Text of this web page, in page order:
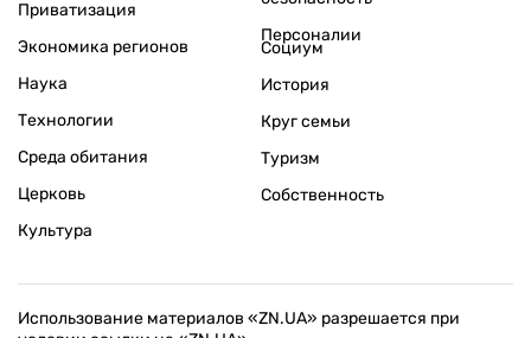
Приватизация
Экономика регионов
Персоналии
Наука
Технологии
Среда обитания
Церковь
Культура
Социум
История
Круг семьи
Туризм
Собственность
Использование материалов «ZN.UA» разрешается при